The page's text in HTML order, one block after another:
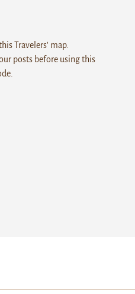
Travelers' map.
posts before using this